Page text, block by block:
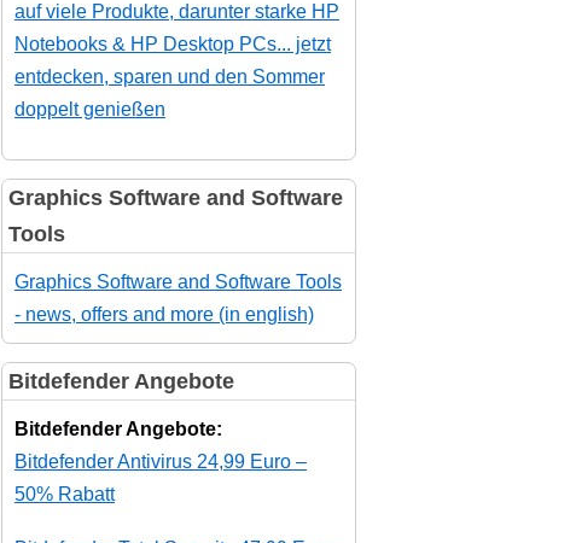
auf viele Produkte, darunter starke HP
Notebooks & HP Desktop PCs... jetzt
entdecken, sparen und den Sommer
doppelt genießen
Graphics Software and Software
Tools
Graphics Software and Software Tools
- news, offers and more (in english)
Bitdefender Angebote
Bitdefender Angebote:
Bitdefender Antivirus 24,99 Euro –
50% Rabatt